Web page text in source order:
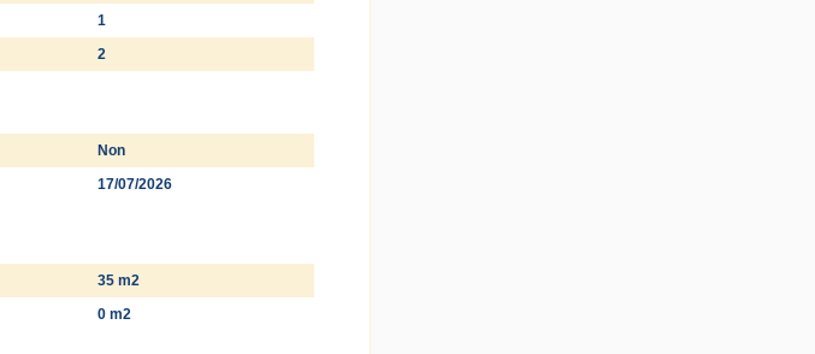
1
2
Non
17/07/2026
35 m2
0 m2